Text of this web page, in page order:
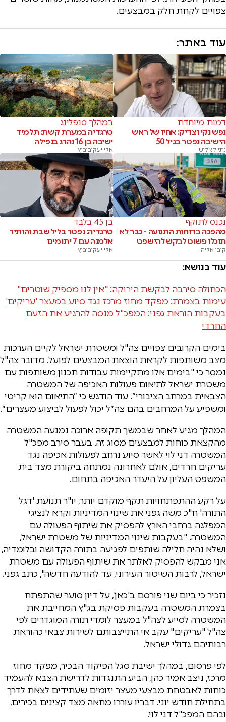
צפויים לקחת חלק במבצעים.
עוד באתר:
דמות מיוחדת
נפש נקי וצדיק: אחיו של ראש
הישיבה נפטר בגיל 50
נתי קאליש
במהלך סנפלינג
טרגדיה במערת קשת: תלמיד
ישיבה בן 16 נהרג בנפילה
אלי יעקובוביץ
נכנס לתוקף
מהפכה בדוחות התנועה - כבר לא
תוכלו פשוט לבקש להישפט
קובי אליה
בן 45 בלבד
טרגדיה: נפטר בליל שבת והותיר
אלמנה עם 7 יתומים
אלי יעקובוביץ
עוד בנושא:
הכחולה סירבה לבקשת הירוקה: "אין לנו מספיק שוטרים"
עימות בצמרת: מפקד מחוז מרכז נגד סיוע במעצר 'עריקים'
בעקבות הוראת גפני: המפכ"ל מנסה להרגיע את הזעם
החרדי
בימים הקרובים צפויים צה"ל ומשטרת ישראל לקיים הערכות
מצב משותפות לקראת הוצאת המבצעים לפועל. מדובר צה"ל
נמסר כי "בימים אלו מתקיימות עבודות תכנון משותפות עם
משטרת ישראל לתיאום פעולות האכיפה של המשטרה
הצבאית במרחב הציבורי״. עוד הודגש כי ״התיאום הוא קריטי
ומשפיע על המרחבים בהם צה״ל יכול לפעול לביצוע מעצרים״.
המהלך מגיע לאחר שבמשך תקופה ארוכה נמנעה המשטרה
מהקצאת כוחות למבצעים מסוג זה. בעבר סירב מפכ"ל
המשטרה דני לוי לאשר סיוע נרחב לפעולות אכיפה נגד
עריקים חרדים, אולם לאחרונה נמתחה ביקורת מצד בית
המשפט העליון על היעדר האכיפה בתחום.
על רקע ההתפתחויות תקף מוקדם יותר, יו"ר תנועת 'דגל
התורה' ח"כ משה גפני את שינוי המדיניות וקרא לנציגי
המפלגה ברחבי הארץ להפסיק את שיתוף הפעולה עם
המשטרה. "בעקבות שינוי המדיניות של משטרת ישראל,
ושלא נהיה חלילה שותפים לפגיעה בתורה הקדושה ובלומדיה,
אני מבקש להפסיק לאלתר את שיתוף הפעולה עם משטרת
ישראל, לרבות השיטור העירוני, עד להודעה חדשה", כתב גפני.
נזכיר כי ביום שני פורסם ב'כאן', על דיון סוער שהתפתח
בצמרת המשטרה בעקבות פסיקת בג"ץ המחייבת את
המשטרה לסייע לצה"ל במעצר לומדי תורה המוגדרים לפי
צה"ל "עריקים" עקב אי התייצבותם לשירות צבאי כהוראת
רבותיהם גדולי ישראל.
לפי פרסום, במהלך ישיבת סגל הפיקוד הבכיר, מפקד מחוז
מרכז, ניצב אמיר כהן, הביע התנגדות לדרישת הצבא להעמיד
כוחות לאבטחת מבצעי מעצר יזומים שעתידים לצאת לדרך
בתחילת חודש יוני. דבריו עוררו מחאה מצד קצינים בכירים,
ובהם המפכ"ל דני לוי.